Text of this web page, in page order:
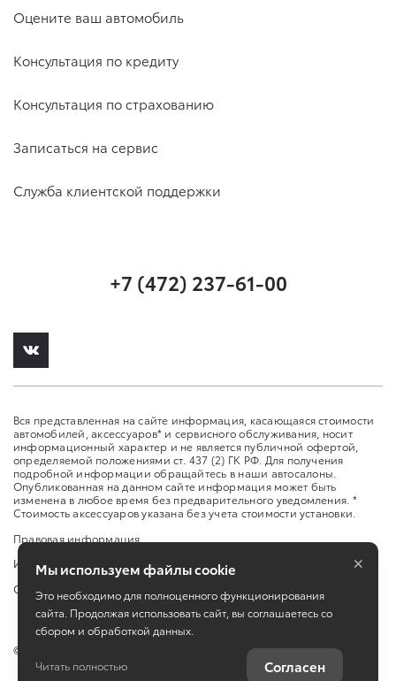
Оцените ваш автомобиль
Консультация по кредиту
Консультация по страхованию
Записаться на сервис
Служба клиентской поддержки
+7 (472) 237-61-00
Вся представленная на сайте информация, касающаяся стоимости
автомобилей, аксессуаров* и сервисного обслуживания, носит
информационный характер и не является публичной офертой,
определяемой положениями ст. 437 (2) ГК РФ. Для получения
подробной информации обращайтесь в наши автосалоны.
Опубликованная на данном сайте информация может быть
изменена в любое время без предварительного уведомления. *
Стоимость аксессуаров указана без учета стоимости установки.
Правовая информация
Изменить настройку cookies
Сбросить cookie
©
Мы используем файлы cookie
Это необходимо для полноценного функционирования
сайта. Продолжая использовать сайт, вы соглашаетесь со
сбором и обработкой данных.
Читать полностью Согласен
×